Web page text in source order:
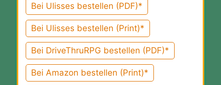
Bei Ulisses bestellen (PDF)*
Bei Ulisses bestellen (Print)*
Bei DriveThruRPG bestellen (PDF)*
Bei Amazon bestellen (Print)*